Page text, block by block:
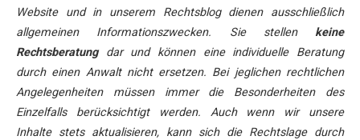
Website und in unserem Rechtsblog dienen ausschließlich
allgemeinen Informationszwecken. Sie stellen keine
Rechtsberatungdar und können eine individuelle Beratung
durch einen Anwalt nicht ersetzen. Bei jeglichen rechtlichen
Angelegenheiten müssen immer die Besonderheiten des
Einzelfalls berücksichtigt werden. Auch wenn wir unsere
Inhalte stets aktualisieren, kann sich die Rechtslage durch